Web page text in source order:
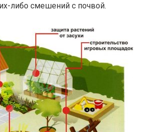
либо смешений с почвой.